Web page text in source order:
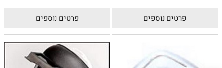
פרטים נוספים פרטים נוספים